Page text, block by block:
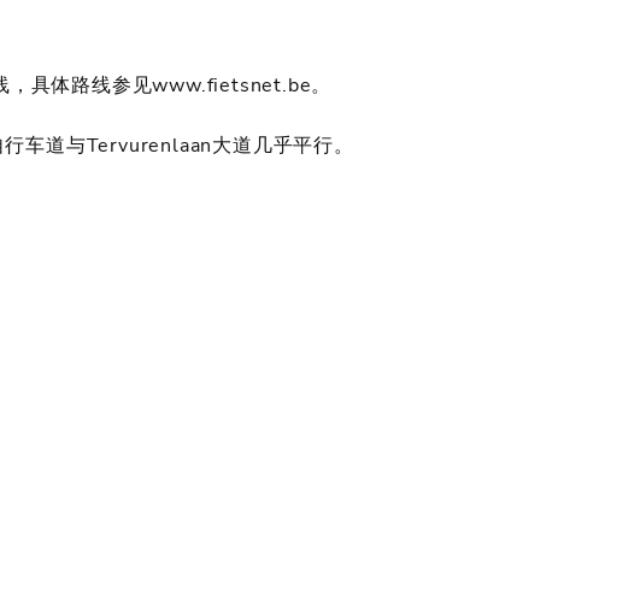
，具体路线参见www.fietsnet.be。
道与Tervurenlaan大道几乎平行。